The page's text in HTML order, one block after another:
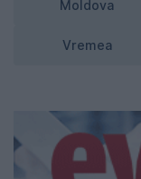
Moldova
Vremea